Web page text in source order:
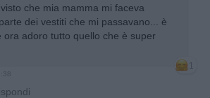
che mia mamma mi faceva
dei vestiti che mi passavano... è
ora adoro tutto quello che è super
1